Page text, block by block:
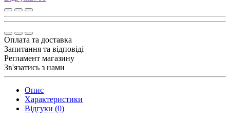
Оплата та доставка
Запитання та відповіді
Регламент магазину
Зв'язатись з нами
Опис
Характеристики
Відгуки (0)